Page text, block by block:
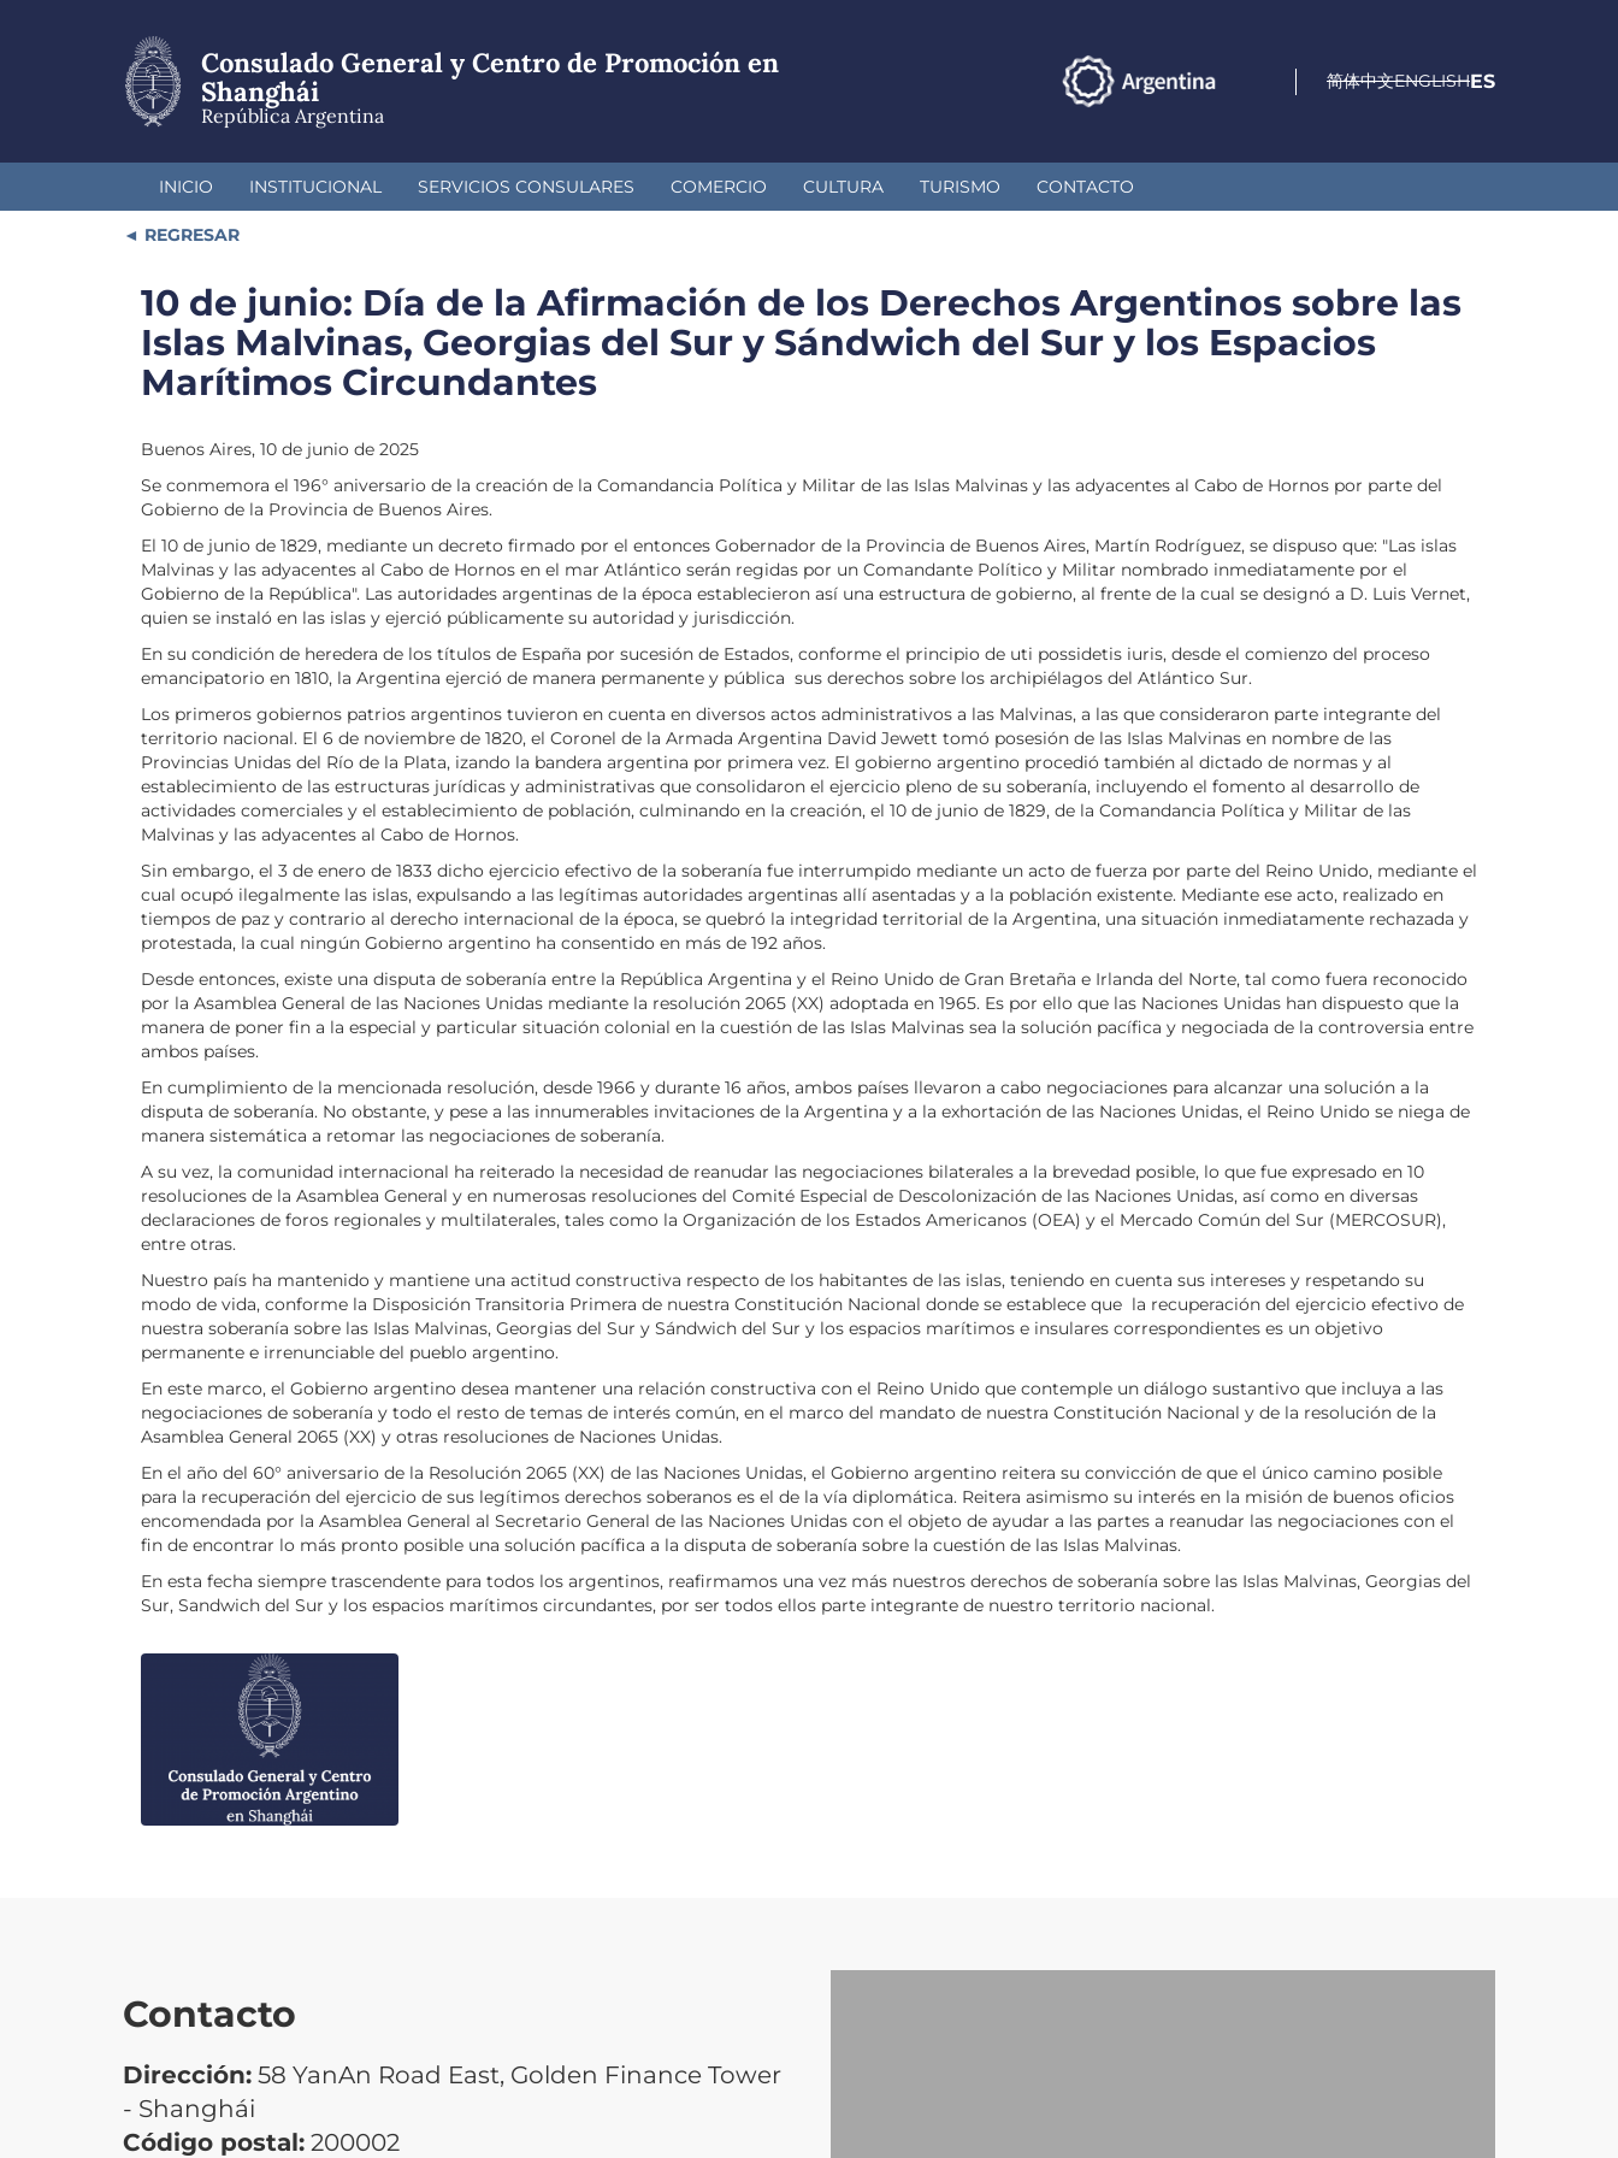
Consulado General y Centro de Promoción en
Shanghái
República Argentina
简体中文ENGLISHES
INICIO INSTITUCIONAL SERVICIOS CONSULARES COMERCIO CULTURA TURISMO CONTACTO
REGRESAR
10 de junio: Día de la Afirmación de los Derechos Argentinos sobre las
Islas Malvinas, Georgias del Sur y Sándwich del Sur y los Espacios
Marítimos Circundantes
Buenos Aires, 10 de junio de 2025
Se conmemora el 196° aniversario de la creación de la Comandancia Política y Militar de las Islas Malvinas y las adyacentes al Cabo de Hornos por parte del
Gobierno de la Provincia de Buenos Aires.
El 10 de junio de 1829, mediante un decreto firmado por el entonces Gobernador de la Provincia de Buenos Aires, Martín Rodríguez, se dispuso que: "Las islas
Malvinas y las adyacentes al Cabo de Hornos en el mar Atlántico serán regidas por un Comandante Político y Militar nombrado inmediatamente por el
Gobierno de la República". Las autoridades argentinas de la época establecieron así una estructura de gobierno, al frente de la cual se designó a D. Luis Vernet,
quien se instaló en las islas y ejerció públicamente su autoridad y jurisdicción.
En su condición de heredera de los títulos de España por sucesión de Estados, conforme el principio de uti possidetis iuris, desde el comienzo del proceso
emancipatorio en 1810, la Argentina ejerció de manera permanente y pública sus derechos sobre los archipiélagos del Atlántico Sur.
Los primeros gobiernos patrios argentinos tuvieron en cuenta en diversos actos administrativos a las Malvinas, a las que consideraron parte integrante del
territorio nacional. El 6 de noviembre de 1820, el Coronel de la Armada Argentina David Jewett tomó posesión de las Islas Malvinas en nombre de las
Provincias Unidas del Río de la Plata, izando la bandera argentina por primera vez. El gobierno argentino procedió también al dictado de normas y al
establecimiento de las estructuras jurídicas y administrativas que consolidaron el ejercicio pleno de su soberanía, incluyendo el fomento al desarrollo de
actividades comerciales y el establecimiento de población, culminando en la creación, el 10 de junio de 1829, de la Comandancia Política y Militar de las
Malvinas y las adyacentes al Cabo de Hornos.
Sin embargo, el 3 de enero de 1833 dicho ejercicio efectivo de la soberanía fue interrumpido mediante un acto de fuerza por parte del Reino Unido, mediante el
cual ocupó ilegalmente las islas, expulsando a las legítimas autoridades argentinas allí asentadas y a la población existente. Mediante ese acto, realizado en
tiempos de paz y contrario al derecho internacional de la época, se quebró la integridad territorial de la Argentina, una situación inmediatamente rechazada y
protestada, la cual ningún Gobierno argentino ha consentido en más de 192 años.
Desde entonces, existe una disputa de soberanía entre la República Argentina y el Reino Unido de Gran Bretaña e Irlanda del Norte, tal como fuera reconocido
por la Asamblea General de las Naciones Unidas mediante la resolución 2065 (XX) adoptada en 1965. Es por ello que las Naciones Unidas han dispuesto que la
manera de poner fin a la especial y particular situación colonial en la cuestión de las Islas Malvinas sea la solución pacífica y negociada de la controversia entre
ambos países.
En cumplimiento de la mencionada resolución, desde 1966 y durante 16 años, ambos países llevaron a cabo negociaciones para alcanzar una solución a la
disputa de soberanía. No obstante, y pese a las innumerables invitaciones de la Argentina y a la exhortación de las Naciones Unidas, el Reino Unido se niega de
manera sistemática a retomar las negociaciones de soberanía.
A su vez, la comunidad internacional ha reiterado la necesidad de reanudar las negociaciones bilaterales a la brevedad posible, lo que fue expresado en 10
resoluciones de la Asamblea General y en numerosas resoluciones del Comité Especial de Descolonización de las Naciones Unidas, así como en diversas
declaraciones de foros regionales y multilaterales, tales como la Organización de los Estados Americanos (OEA) y el Mercado Común del Sur (MERCOSUR),
entre otras.
Nuestro país ha mantenido y mantiene una actitud constructiva respecto de los habitantes de las islas, teniendo en cuenta sus intereses y respetando su
modo de vida, conforme la Disposición Transitoria Primera de nuestra Constitución Nacional donde se establece que la recuperación del ejercicio efectivo de
nuestra soberanía sobre las Islas Malvinas, Georgias del Sur y Sándwich del Sur y los espacios marítimos e insulares correspondientes es un objetivo
permanente e irrenunciable del pueblo argentino.
En este marco, el Gobierno argentino desea mantener una relación constructiva con el Reino Unido que contemple un diálogo sustantivo que incluya a las
negociaciones de soberanía y todo el resto de temas de interés común, en el marco del mandato de nuestra Constitución Nacional y de la resolución de la
Asamblea General 2065 (XX) y otras resoluciones de Naciones Unidas.
En el año del 60° aniversario de la Resolución 2065 (XX) de las Naciones Unidas, el Gobierno argentino reitera su convicción de que el único camino posible
para la recuperación del ejercicio de sus legítimos derechos soberanos es el de la vía diplomática. Reitera asimismo su interés en la misión de buenos oficios
encomendada por la Asamblea General al Secretario General de las Naciones Unidas con el objeto de ayudar a las partes a reanudar las negociaciones con el
fin de encontrar lo más pronto posible una solución pacífica a la disputa de soberanía sobre la cuestión de las Islas Malvinas.
En esta fecha siempre trascendente para todos los argentinos, reafirmamos una vez más nuestros derechos de soberanía sobre las Islas Malvinas, Georgias del
Sur, Sandwich del Sur y los espacios marítimos circundantes, por ser todos ellos parte integrante de nuestro territorio nacional.
Contacto
Dirección: 58 YanAn Road East, Golden Finance Tower
- Shanghái
Código postal: 200002